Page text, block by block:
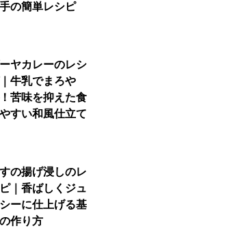
の簡単レシピ
ヤカレーのレシ
牛乳でまろや
苦味を抑えた食
すい和風仕立て
の揚げ浸しのレ
｜香ばしくジュ
ーに仕上げる基
作り方